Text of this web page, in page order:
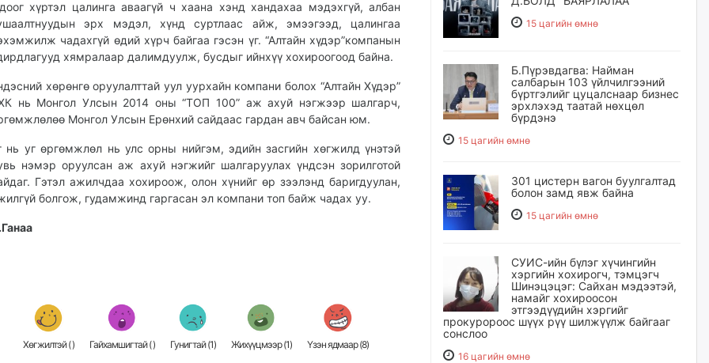
хүртэл цалинга аваагүй ч хаана хэнд хандахаа мэдэхгүй, албан
эрх мэдэл, хүнд суртлаас айж, эмээгээд, цалингаа
чадахгүй өдий хүрч байгаа гэсэн үг. “Алтайн хүдэр”компанын
хямралаар далимдуулж, бусдыг ийнхүү хохироогоод байна.
хөрөнгө оруулалттай уул уурхайн компани болох “Алтайн Хүдэр”
нь Монгол Улсын 2014 оны “ТОП 100” аж ахуй нэгжээр шалгарч,
Монгол Улсын Ерөнхий сайдаас гардан авч байсан юм.
нь уг өргөмжлөл нь улс орны нийгэм, эдийн засгийн хөгжилд үнэтэй
нэмэр оруулсан аж ахуй нэгжийг шалгаруулах үндсэн зорилготой
Гэтэл ажилчдаа хохироож, олон хүнийг өр зээлэнд баригдуулан,
болгож, гудамжинд гаргасан эл компани топ байж чадах уу.
Хөгжилтэй () Гайхамшигтай () Гунигтай (1) Жихүүцмээр (1) Үзэн ядмаар (8)
15 цагийн өмнө
Б.Пүрэвдагва: Найман
салбарын 103 үйлчилгээний
бүртгэлийг цуцалснаар бизнес
эрхлэхэд таатай нөхцөл
бүрдэнэ
15 цагийн өмнө
301 цистерн вагон буулгалтад
болон замд явж байна
15 цагийн өмнө
СУИС-ийн бүлэг хүчингийн
хэргийн хохирогч, тэмцэгч
Шинэцэцэг: Сайхан мэдээтэй,
намайг хохироосон
этгээдүүдийн хэргийг
прокуророос шүүх рүү шилжүүлж байгааг
сонслоо
16 цагийн өмнө